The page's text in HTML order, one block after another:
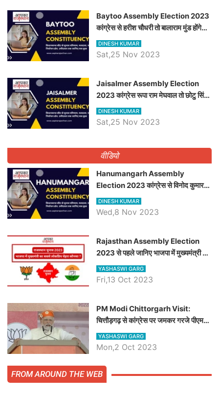
Baytoo Assembly Election 2023
कांग्रेस से हरीश चौधरी तो बालाराम मुंड होंगे
भाजपा उम्मीदवार, जानिये बायतू विधानसभा
सीट के ताजा समीकरण
DINESH KUMAR
Sat,25 Nov 2023
​​​​​​​Jaisalmer Assembly Election
2023 कांग्रेस रूपा राम मेघवाल तो छोटु सिंह
भाटी होंगे भाजपा उम्मीदवार, जानिये जैसलमेर
विधानसभा सीट के ताजा समीकरण
DINESH KUMAR
Sat,25 Nov 2023
वीडियो
Hanumangarh Assembly
Election 2023 कांग्रेस से विनोद कुमार
चौधरी तो अमित चौधरी होंगे भाजपा उम्मीदवार,
जानिये हनुमानगढ़ विधानसभा सीट के ताजा
DINESH KUMAR
Wed,8 Nov 2023
Rajasthan Assembly Election
2023 से पहले जानिए भाजपा में मुख्यमंत्री का
सबसे लोकप्रिय चेहरा कौनसा ?
YASHASWI GARG
Fri,13 Oct 2023
PM Modi Chittorgarh Visit:
चित्तौड़गढ़ से कांग्रेस पर जमकर गरजे पीएम
मोदी, जाने प्रधानमंत्री के भाषण की बड़ी
बातें, देखें वीडियो
YASHASWI GARG
Mon,2 Oct 2023
FROM AROUND THE WEB